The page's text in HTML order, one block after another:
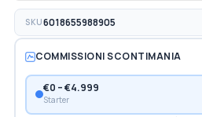
SKU6018655988905
COMMISSIONI SCONTIMANIA
€0 – €4.999
Starter